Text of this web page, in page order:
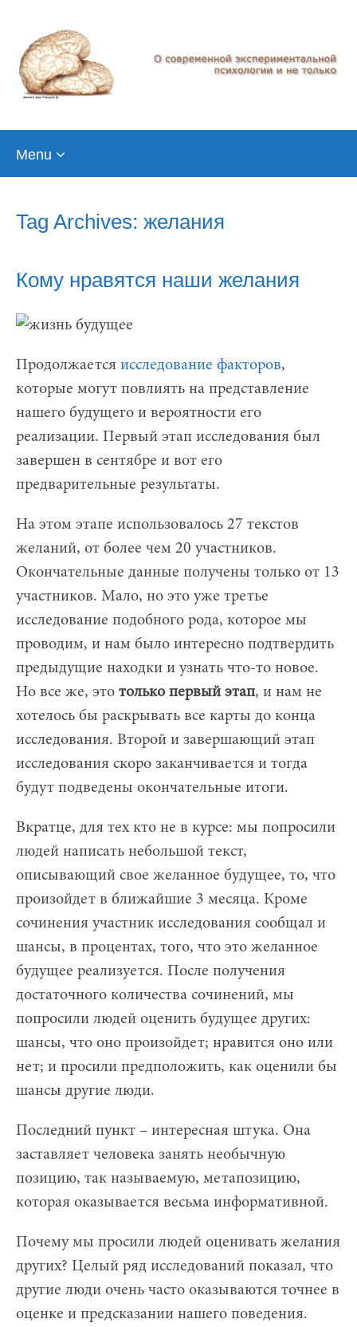
Menu
Tag Archives: желания
Кому нравятся наши желания
Продолжается исследование факторов,
которые могут повлиять на представление
нашего будущего и вероятности его
реализации. Первый этап исследования был
завершен в сентябре и вот его
предварительные результаты.
На этом этапе использовалось 27 текстов
желаний, от более чем 20 участников.
Окончательные данные получены только от 13
участников. Мало, но это уже третье
исследование подобного рода, которое мы
проводим, и нам было интересно подтвердить
предыдущие находки и узнать что-то новое.
Но все же, это только первый этап, и нам не
хотелось бы раскрывать все карты до конца
исследования. Второй и завершающий этап
исследования скоро заканчивается и тогда
будут подведены окончательные итоги.
Вкратце, для тех кто не в курсе: мы попросили
людей написать небольшой текст,
описывающий свое желанное будущее, то, что
произойдет в ближайшие 3 месяца. Кроме
сочинения участник исследования сообщал и
шансы, в процентах, того, что это желанное
будущее реализуется. После получения
достаточного количества сочинений, мы
попросили людей оценить будущее других:
шансы, что оно произойдет; нравится оно или
нет; и просили предположить, как оценили бы
шансы другие люди.
Последний пункт – интересная штука. Она
заставляет человека занять необычную
позицию, так называемую, метапозицию,
которая оказывается весьма информативной.
Почему мы просили людей оценивать желания
других? Целый ряд исследований показал, что
другие люди очень часто оказываются точнее в
оценке и предсказании нашего поведения.